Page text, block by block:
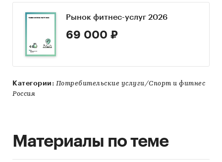
Рынок фитнес-услуг 2026
69 000 ₽
Категории: Потребительские услуги/Спорт и фитнес
Россия
Материалы по теме